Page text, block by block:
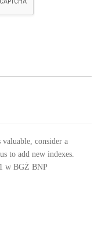
consider a
to add new indexes.
w BGŻ BNP